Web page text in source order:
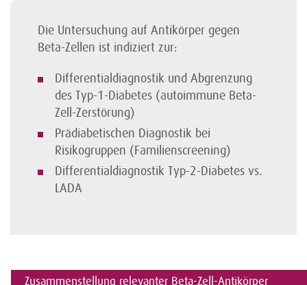
Die Untersuchung auf Antikörper gegen
Beta-Zellen ist indiziert zur:
Differentialdiagnostik und Abgrenzung
des Typ-1-Diabetes (autoimmune Beta-
Zell-Zerstörung)
Prädiabetischen Diagnostik bei
Risikogruppen (Familienscreening)
Differentialdiagnostik Typ-2-Diabetes vs.
LADA
Zusammenstellung relevanter Beta-Zell-Antikörper